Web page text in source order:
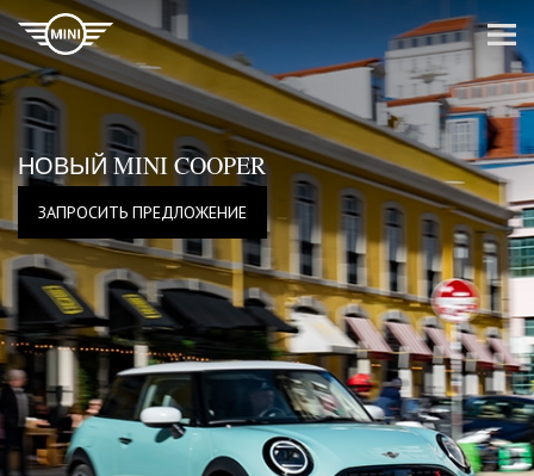
НОВЫЙ MINI COOPER
ЗАПРОСИТЬ ПРЕДЛОЖЕНИЕ